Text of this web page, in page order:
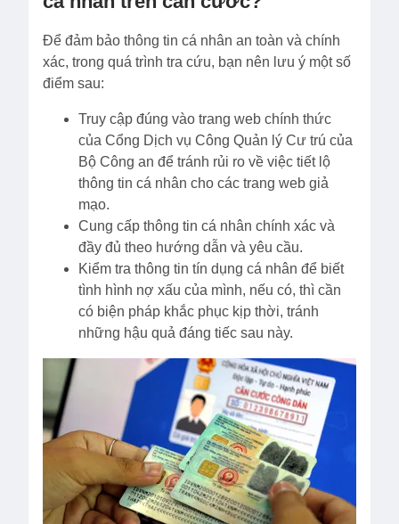
Để đảm bảo thông tin cá nhân an toàn và chính
xác, trong quá trình tra cứu, bạn nên lưu ý một số
điểm sau:
Truy cập đúng vào trang web chính thức
của Cổng Dịch vụ Công Quản lý Cư trú của
Bộ Công an để tránh rủi ro về việc tiết lộ
thông tin cá nhân cho các trang web giả
mạo.
Cung cấp thông tin cá nhân chính xác và
đầy đủ theo hướng dẫn và yêu cầu.
Kiểm tra thông tin tín dụng cá nhân để biết
tình hình nợ xấu của mình, nếu có, thì cần
có biện pháp khắc phục kịp thời, tránh
những hậu quả đáng tiếc sau này.